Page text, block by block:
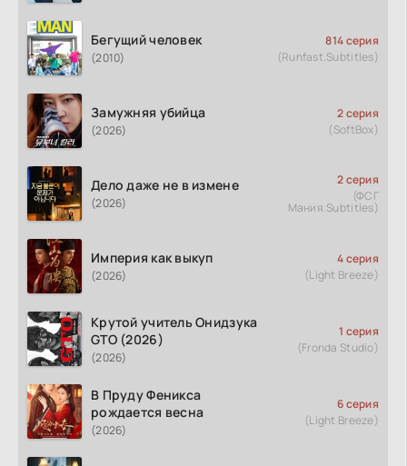
Бегущий человек
(2010)
814 серия
(Runfast.Subtitles)
Замужняя убийца
(2026)
2 серия
(SoftBox)
Дело даже не в измене
(2026)
2 серия
(ФСГ
Мания.Subtitles)
Империя как выкуп
(2026)
4 серия
(Light Breeze)
Крутой учитель Онидзука
GTO (2026)
(2026)
1 серия
(Fronda Studio)
В Пруду Феникса
рождается весна
(2026)
6 серия
(Light Breeze)